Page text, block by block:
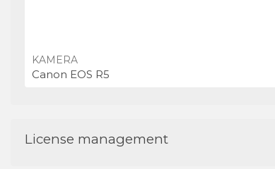
KAMERA
Canon EOS R5
License management